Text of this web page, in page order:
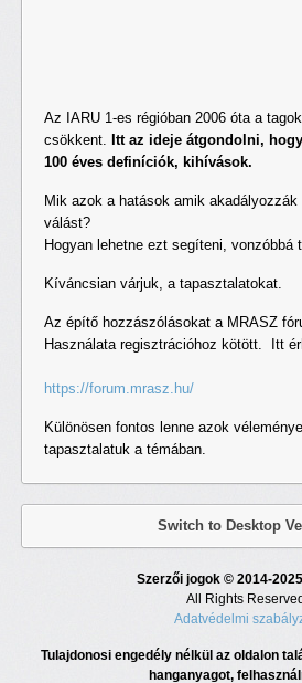
Az IARU 1-es régióban 2006 óta a
csökkent. Itt az ideje átgondolni,
100 éves definíciók, kihívások.
Mik azok a hatások amik akadályozzák
válást?
Hogyan lehetne ezt segíteni, vonzóbbá
Kíváncsian várjuk, a tapasztalatokat.
Az építő hozzászólásokat a MRASZ
Használata regisztrációhoz kötött. Itt
https://forum.mrasz.hu/
Különösen fontos lenne azok
tapasztalatuk a témában.
Switch to Desktop
Szerzői jogok © 2014-
All Rights
Adatvédelmi
Tulajdonosi engedély nélkül az oldalon
hanganyagot,